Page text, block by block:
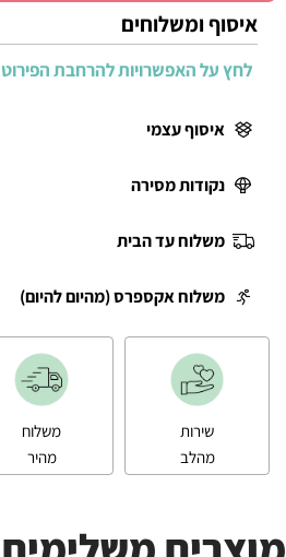
איסוף ומשלוחים
לחץ על האפשרויות להרחבת הפירוט
איסוף עצמי
נקודות מסירה
משלוח עד הבית
משלוח אקספרס (מהיום להיום)
שירות
מהלב
משלוח
מהיר